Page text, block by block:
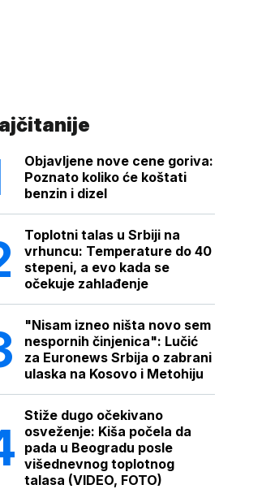
Objavljene nove cene goriva:
Poznato koliko će koštati
benzin i dizel
Toplotni talas u Srbiji na
vrhuncu: Temperature do 40
stepeni, a evo kada se
očekuje zahlađenje
"Nisam izneo ništa novo sem
nespornih činjenica": Lučić
za Euronews Srbija o zabrani
ulaska na Kosovo i Metohiju
Stiže dugo očekivano
osveženje: Kiša počela da
pada u Beogradu posle
višednevnog toplotnog
talasa (VIDEO, FOTO)